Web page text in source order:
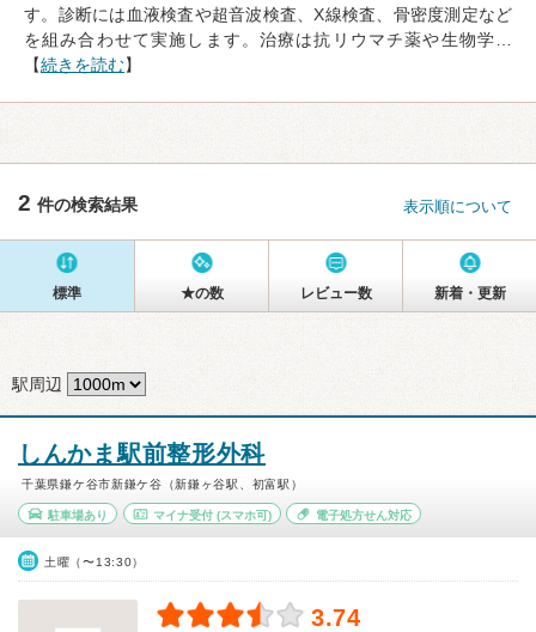
す。診断には血液検査や超音波検査、X線検査、骨密度測定など
を組み合わせて実施します。治療は抗リウマチ薬や生物学…
【続きを読む】
2 件の検索結果 表示順について
標準 ★の数 レビュー数 新着・更新
駅周辺
しんかま駅前整形外科
千葉県鎌ケ谷市新鎌ケ谷（新鎌ヶ谷駅、初富駅）
駐車場あり マイナ受付(スマホ可) 電子処方せん対応
土曜（〜13:30）
3.74